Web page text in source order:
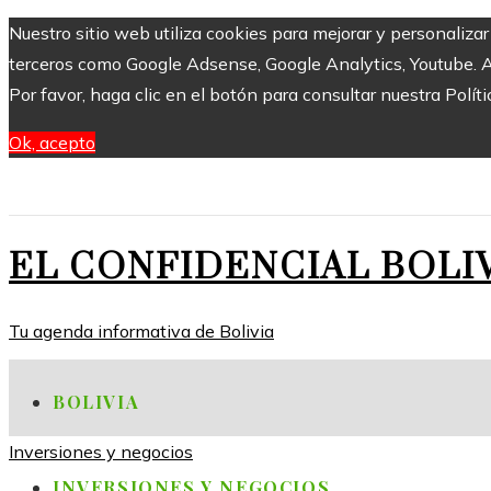
Nuestro sitio web utiliza cookies para mejorar y
terceros como Google Adsense, Google Analytics,
Por favor, haga clic en el botón para consultar nuestra
Ok, acepto
EL CONFIDENCIAL
Tu agenda informativa de Bolivia
BOLIVIA
Inversiones y negocios